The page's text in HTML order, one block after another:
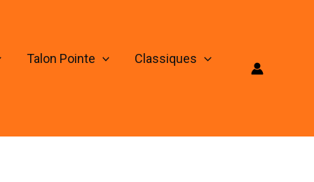
Talon Pointe Classiques